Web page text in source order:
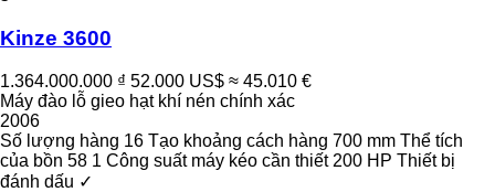
Kinze 3600
1.364.000.000 ₫ 52.000 US$ ≈ 45.010 €
Máy đào lỗ gieo hạt khí nén chính xác
2006
Số lượng hàng 16 Tạo khoảng cách hàng 700 mm Thể tích
của bồn 58 1 Công suất máy kéo cần thiết 200 HP Thiết bị
đánh dấu ✓